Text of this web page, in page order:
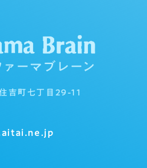
吉町七丁目29-11